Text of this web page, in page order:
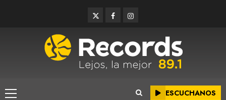
TwitterFacebookInstagram
Menú
ESCUCHANOS